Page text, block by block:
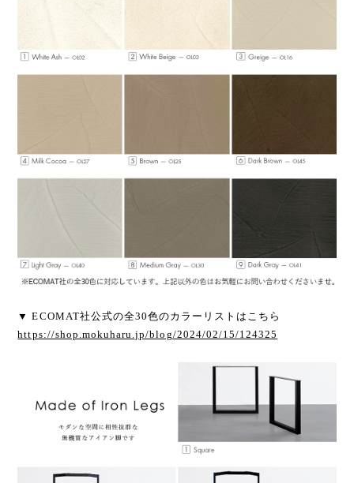
▼ ECOMAT社公式の全30色のカラーリストはこちら
https://shop.mokuharu.jp/blog/2024/02/15/124325